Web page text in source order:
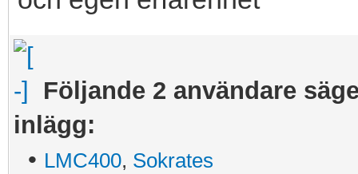
Följande 2 användare
inlägg:
• LMC400, Sokrates